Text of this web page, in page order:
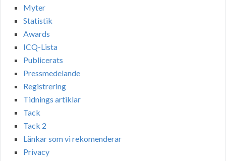
Myter
Statistik
Awards
ICQ-Lista
Publicerats
Pressmedelande
Registrering
Tidnings artiklar
Tack
Tack 2
Länkar som vi rekomenderar
Privacy